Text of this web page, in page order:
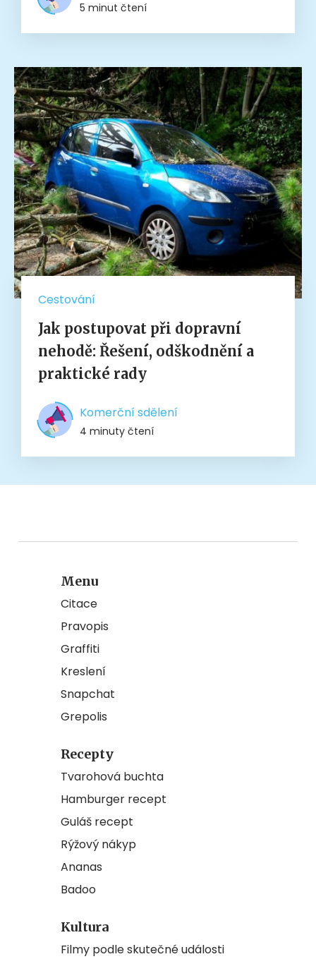
5 minut čtení
Cestování
Jak postupovat při dopravní
nehodě: Řešení, odškodnění a
praktické rady
Komerční sdělení
4 minuty čtení
Menu
Citace
Pravopis
Graffiti
Kreslení
Snapchat
Grepolis
Recepty
Tvarohová buchta
Hamburger recept
Guláš recept
Rýžový nákyp
Ananas
Badoo
Kultura
Filmy podle skutečné události